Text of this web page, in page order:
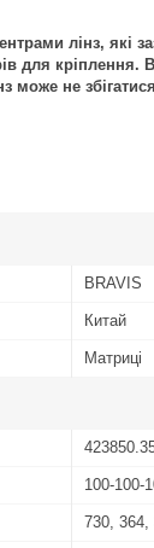
лінз, які
для кріплення.
може не
BRAVIS
Китай
Матриці
100-100-
730, 364,